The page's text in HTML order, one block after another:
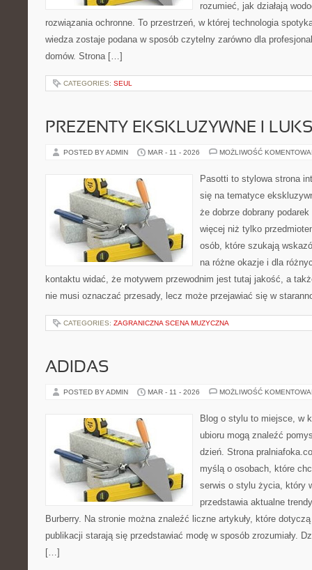
rozumieć, jak działają
rozwiązania ochronne. To przestrzeń, w której technologia
wiedza zostaje podana w sposób czytelny zarówno dla
domów. Strona […]
CATEGORIES: SEUL
PREZENTY EKSKLUZYWNE I
POSTED BY ADMIN MAR - 11 - 2026 MOŻLIWOŚĆ
Pasotti to stylowa strona
się na tematyce
że dobrze dobrany
więcej niż tylko
osób, które szukają
na różne okazje i dla
kontaktu widać, że motywem przewodnim jest tutaj jakość, a
nie musi oznaczać przesady, lecz może przejawiać się w
CATEGORIES: ZAGRANICZNA SCENA MUZYCZNA
ADIDAS
POSTED BY ADMIN MAR - 11 - 2026 MOŻLIWOŚĆ
Blog o stylu to miejsce, w
ubioru mogą znaleźć
dzień. Strona
myślą o osobach, które
serwis o stylu życia, który
przedstawia aktualne
Burberry. Na stronie można znaleźć liczne artykuły, które
publikacji starają się przedstawiać modę w sposób zrozumiały.
[…]